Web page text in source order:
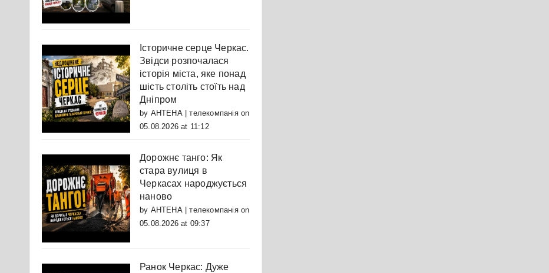
Історичне серце Черкас.
Звідси розпочалася
історія міста, яке понад
шість століть стоїть над
Дніпром
by АНТЕНА | телекомпаніяon
05.08.2026 at 11:12
Дорожнє танго: Як
стара вулиця в
Черкасах народжується
наново
by АНТЕНА | телекомпаніяon
05.08.2026 at 09:37
Ранок Черкас: Дуже